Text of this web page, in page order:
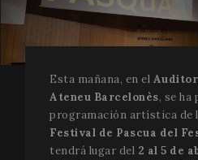
Esta mañana, en el
Ateneu Barcelonès, se ha
programación artística de
Festival de Pascua del
tendrá lugar del 2 al 5 de